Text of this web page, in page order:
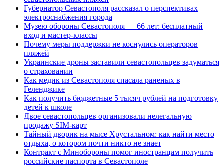
Губернатор Севастополя рассказал о перспективах
электроснабжения города
Музею обороны Севастополя — 66 лет: бесплатный
вход и мастер-классы
Почему меры поддержки не коснулись операторов
пляжей
Украинские дроны заставили севастопольцев задуматься
о страховании
Как медик из Севастополя спасала раненых в
Геленджике
Как получить бюджетные 5 тысяч рублей на подготовку
детей к школе
Двое севастопольцев организовали нелегальную
продажу SIM-карт
Тайный дворик на мысе Хрустальном: как найти место
отдыха, о котором почти никто не знает
Контракт с Минобороны помог иностранцам получить
российские паспорта в Севастополе